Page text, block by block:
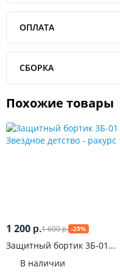
ОПЛАТА
СБОРКА
Похожие товары
1 200 р.1 600р. -25%
Защитный бортик 3Б-01
В наличии